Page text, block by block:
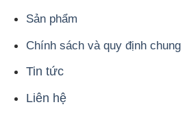
Sản phẩm
Chính sách và quy định chung
Tin tức
Liên hệ